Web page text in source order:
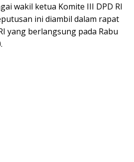
wakil ketua Komite III DPD RI
ini diambil dalam rapat
yang berlangsung pada Rabu